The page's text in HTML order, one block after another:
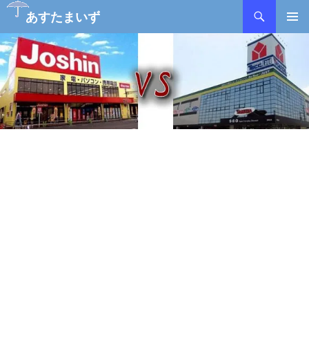
あすたまいず
検
メインメ
ニュー
ン
テ
ン
ツ
へ
ス
キ